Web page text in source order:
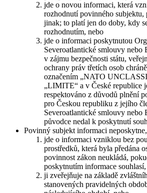
jde o novou informaci, která
rozhodnutí povinného subjektu,
jinak; to platí jen do doby, kdy
rozhodnutím, nebo
jde o informaci poskytnutou
Severoatlantické smlouvy nebo
v zájmu bezpečnosti státu,
ochrany práv třetích osob
označením „NATO
„LIMITE“ a v České republice
respektováno z důvodů plnění
pro Českou republiku z jejího
Severoatlantické smlouvy nebo
původce nedal k poskytnutí
Povinný subjekt informaci
jde o informaci vzniklou bez
prostředků, která byla předána
povinnost zákon neukládá,
poskytnutím informace souhlasí,
ji zveřejňuje na základě
stanovených pravidelných